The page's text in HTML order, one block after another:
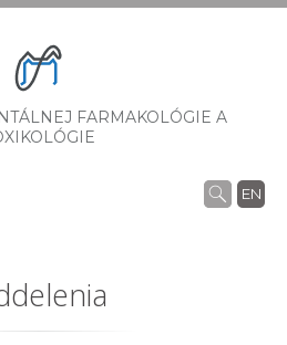
FARMAKOLÓGIE A
EN